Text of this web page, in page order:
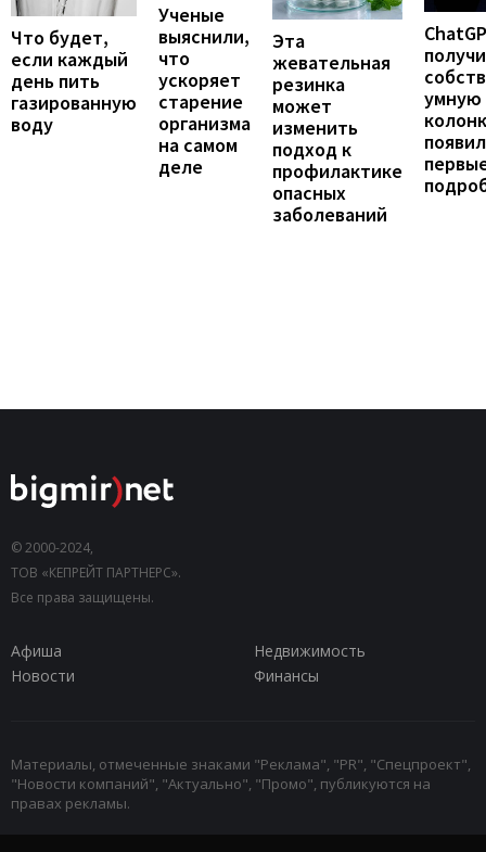
Что будет,
если каждый
день пить
газированную
воду
Ученые
выяснили,
что
ускоряет
старение
организма
на самом
деле
Эта
жевательная
резинка
может
изменить
подход к
профилактике
опасных
заболеваний
умную
© 2000-2024,
ТОВ «КЕПРЕЙТ ПАРТНЕРС».
Все права защищены.
Афиша
Недвижимость
Новости
Финансы
Материалы, отмеченные знаками "Реклама", "PR", "Спецпроект",
"Новости компаний", "Актуально", "Промо", публикуются на
правах рекламы.